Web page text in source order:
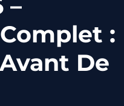
–
:
De